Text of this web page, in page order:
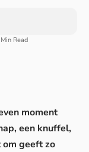
Read
moment
een knuffel,
om geeft zo